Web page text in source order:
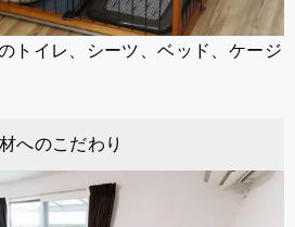
トイレ、シーツ、ベッド、ケージ
へのこだわり